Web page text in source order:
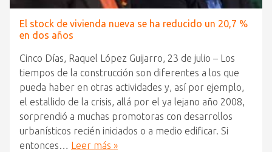
El stock de vivienda nueva se ha reducido un 20,7 %
en dos años
Cinco Días, Raquel López Guijarro, 23 de julio – Los
tiempos de la construcción son diferentes a los que
pueda haber en otras actividades y, así por ejemplo,
el estallido de la crisis, allá por el ya lejano año 2008,
sorprendió a muchas promotoras con desarrollos
urbanísticos recién iniciados o a medio edificar. Si
entonces… Leer más »